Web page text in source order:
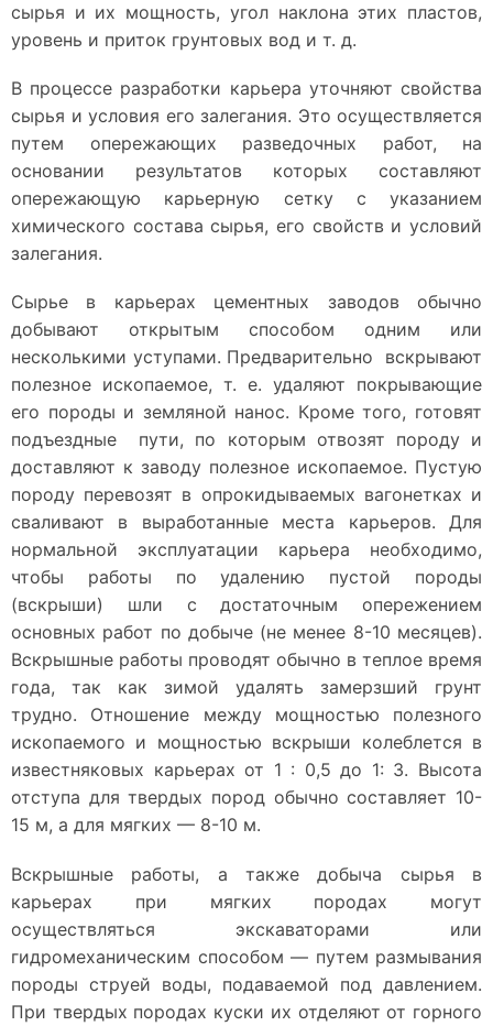
сырья и их мощность, угол наклона этих пластов,
уровень и приток грунтовых вод и т. д.
В процессе разработки карьера уточняют свойства
сырья и условия его залегания. Это осуществляется
путем опережающих разведочных работ, на
основании результатов которых составляют
опережающую карьерную сетку с указанием
химического состава сырья, его свойств и условий
залегания.
Сырье в карьерах цементных заводов обычно
добывают открытым способом одним или
несколькими уступами. Предварительно вскрывают
полезное ископаемое, т. е. удаляют покрывающие
его породы и земляной нанос. Кроме того, готовят
подъездные пути, по которым отвозят породу и
доставляют к заводу полезное ископаемое. Пустую
породу перевозят в опрокидываемых вагонетках и
сваливают в выработанные места карьеров. Для
нормальной эксплуатации карьера необходимо,
чтобы работы по удалению пустой породы
(вскрыши) шли с достаточным опережением
основных работ по добыче (не менее 8-10 месяцев).
Вскрышные работы проводят обычно в теплое время
года, так как зимой удалять замерзший грунт
трудно. Отношение между мощностью полезного
ископаемого и мощностью вскрыши колеблется в
известняковых карьерах от 1 : 0,5 до 1: 3. Высота
отступа для твердых пород обычно составляет 10-
15 м, а для мягких — 8-10 м.
Вскрышные работы, а также добыча сырья в
карьерах при мягких породах могут
осуществляться экскаваторами или
гидромеханическим способом — путем размывания
породы струей воды, подаваемой под давлением.
При твердых породах куски их отделяют от горного